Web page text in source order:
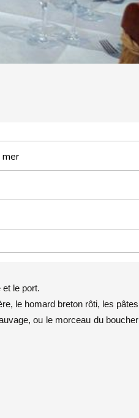
mer
le port.
le homard breton rôti, les pâtes
ou le morceau du boucher